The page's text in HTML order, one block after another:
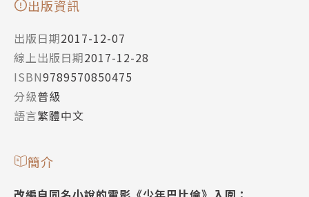
出版資訊
出版日期2017-12-07
線上出版日期2017-12-28
ISBN9789570850475
分級普級
語言繁體中文
簡介